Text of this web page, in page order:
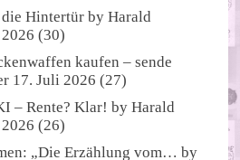
Hintertür byHarald
(30)
kaufen – sende
17. Juli 2026 (27)
– Rente? Klar! byHarald
(26)
„Die Erzählung vom… by